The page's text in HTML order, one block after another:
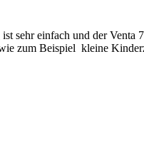
sehr einfach und der Venta
zum Beispiel kleine